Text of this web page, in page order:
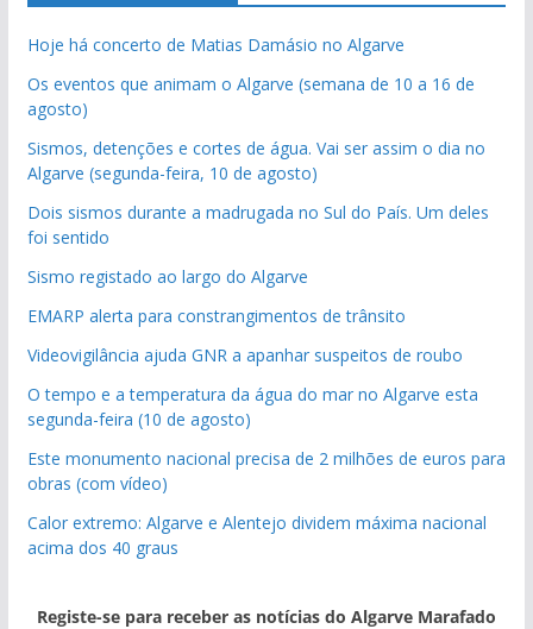
Hoje há concerto de Matias Damásio no Algarve
Os eventos que animam o Algarve (semana de 10 a 16 de
agosto)
Sismos, detenções e cortes de água. Vai ser assim o dia no
Algarve (segunda-feira, 10 de agosto)
Dois sismos durante a madrugada no Sul do País. Um deles
foi sentido
Sismo registado ao largo do Algarve
EMARP alerta para constrangimentos de trânsito
Videovigilância ajuda GNR a apanhar suspeitos de roubo
O tempo e a temperatura da água do mar no Algarve esta
segunda-feira (10 de agosto)
Este monumento nacional precisa de 2 milhões de euros para
obras (com vídeo)
Calor extremo: Algarve e Alentejo dividem máxima nacional
acima dos 40 graus
Registe-se para receber as notícias do Algarve Marafado